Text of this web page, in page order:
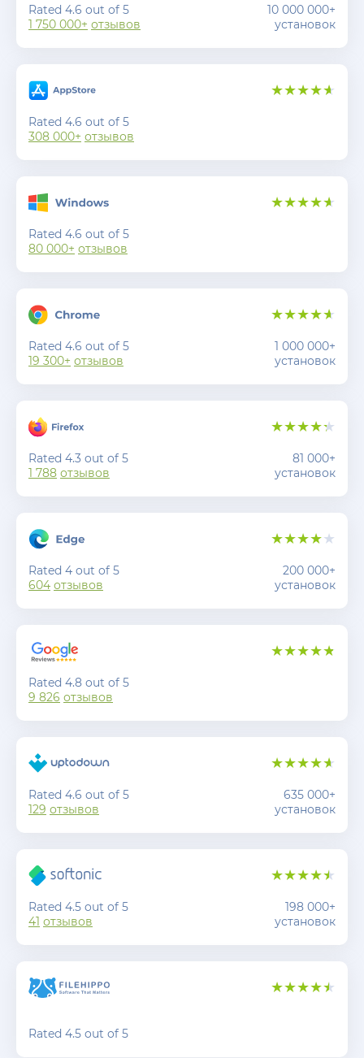
Rated 4.6 out of 5
1 750 000+ отзывов
10 000 000+
установок
Rated 4.6 out of 5
308 000+ отзывов
Rated 4.6 out of 5
80 000+ отзывов
Rated 4.6 out of 5
19 300+ отзывов
1 000 000+
установок
Rated 4.3 out of 5
1 788 отзывов
81 000+
установок
Rated 4 out of 5
604 отзывов
200 000+
установок
Rated 4.8 out of 5
9 826 отзывов
Rated 4.6 out of 5
129 отзывов
635 000+
установок
Rated 4.5 out of 5
41 отзывов
198 000+
установок
Rated 4.5 out of 5